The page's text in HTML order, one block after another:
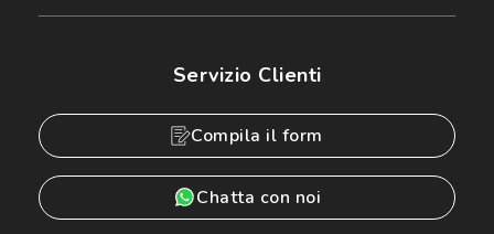
Servizio Clienti
Compila il form
Chatta con noi